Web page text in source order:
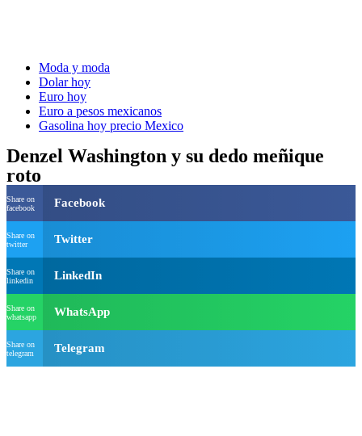
Moda y moda
Dolar hoy
Euro hoy
Euro a pesos mexicanos
Gasolina hoy precio Mexico
Denzel Washington y su dedo meñique
roto
Share on
facebook
Facebook
Share on
twitter
Twitter
Share on
linkedin
LinkedIn
Share on
whatsapp
WhatsApp
Share on
telegram
Telegram